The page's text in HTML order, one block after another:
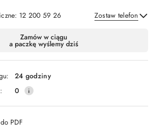
12 200 59 26 Zostaw telefon
Wyślij
Zamów w ciągu
a paczkę wyślemy dziś
24 godziny
0
PDF